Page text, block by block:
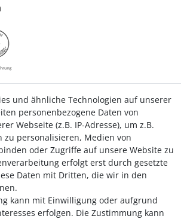
widerrufen Kontakt
einer sicheren und bequemen
und ähnliche Technologien auf unserer
personenbezogene Daten von
Webseite (z.B. IP-Adresse), um z.B.
zu personalisieren, Medien von
oder Zugriffe auf unsere Website zu
erfolgt erst durch gesetzte
Daten mit Dritten, die wir in den
kann mit Einwilligung oder aufgrund
erfolgen. Die Zustimmung kann